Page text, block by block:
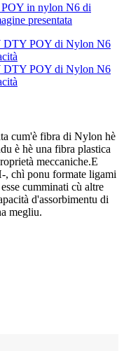
cum'è fibra di Nylon hè
è hè una fibra plastica
meccaniche.E
chì ponu formate ligami
cumminati cù altre
d'assorbimentu di
megliu.